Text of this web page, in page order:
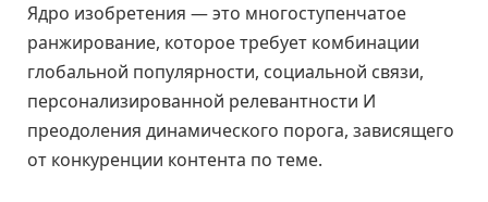
Ядро изобретения — это многоступенчатое
ранжирование, которое требует комбинации
глобальной популярности, социальной связи,
персонализированной релевантности И
преодоления динамического порога, зависящего
от конкуренции контента по теме.